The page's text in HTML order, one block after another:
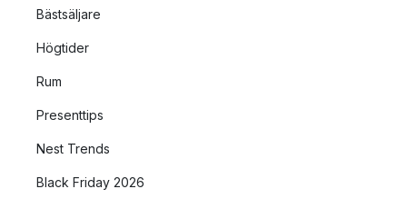
Bästsäljare
Högtider
Rum
Presenttips
Nest Trends
Black Friday 2026